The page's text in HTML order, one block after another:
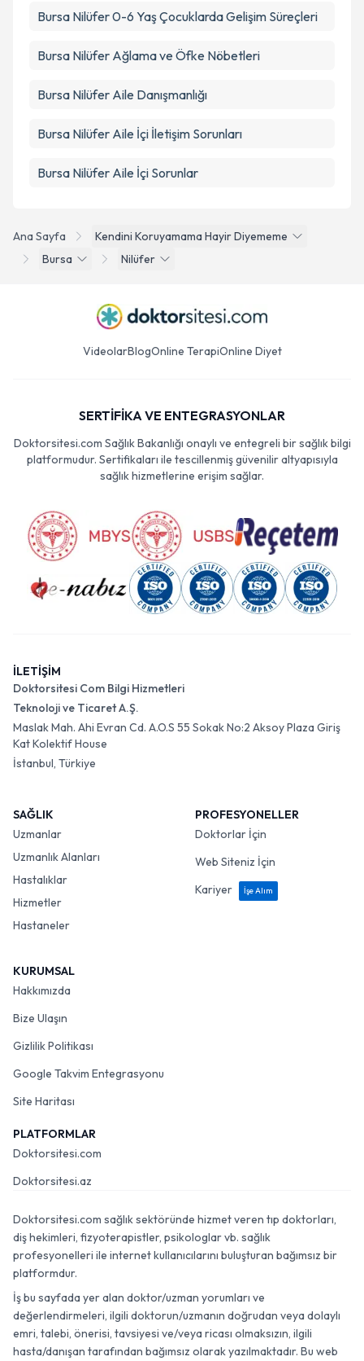
Ana Sayfa
Kendini Koruyamama Hayir Diyememe
Bursa
Nilüfer
Bursa Nilüfer 0-6 Yaş Çocuklarda Gelişim Süreçleri
Bursa Nilüfer Ağlama ve Öfke Nöbetleri
Bursa Nilüfer Aile Danışmanlığı
Bursa Nilüfer Aile İçi İletişim Sorunları
Bursa Nilüfer Aile İçi Sorunlar
VideolarBlogOnline TerapiOnline Diyet
SERTİFİKA VE ENTEGRASYONLAR
Doktorsitesi.com Sağlık Bakanlığı onaylı ve entegreli bir sağlık bilgi
platformudur. Sertifikaları ile tescillenmiş güvenilir altyapısıyla
sağlık hizmetlerine erişim sağlar.
İLETİŞİM
Doktorsitesi Com Bilgi Hizmetleri
Teknoloji ve Ticaret A.Ş.
Maslak Mah. Ahi Evran Cd. A.O.S 55 Sokak No:2 Aksoy Plaza Giriş
Kat Kolektif House
İstanbul, Türkiye
SAĞLIK
Uzmanlar
Uzmanlık Alanları
Hastalıklar
Hizmetler
Hastaneler
PROFESYONELLER
Doktorlar İçin
Web Siteniz İçin
Kariyer
İşe Alım
KURUMSAL
Hakkımızda
Bize Ulaşın
Gizlilik Politikası
Google Takvim Entegrasyonu
Site Haritası
PLATFORMLAR
Doktorsitesi.com
Doktorsitesi.az
Doktorsitesi.com sağlık sektöründe hizmet veren tıp doktorları,
diş hekimleri, fizyoterapistler, psikologlar vb. sağlık
profesyonelleri ile internet kullanıcılarını buluşturan bağımsız bir
platformdur.
İş bu sayfada yer alan doktor/uzman yorumları ve
değerlendirmeleri, ilgili doktorun/uzmanın doğrudan veya dolaylı
emri, talebi, önerisi, tavsiyesi ve/veya ricası olmaksızın, ilgili
hasta/danışan tarafından bağımsız olarak yazılmaktadır. Bu web